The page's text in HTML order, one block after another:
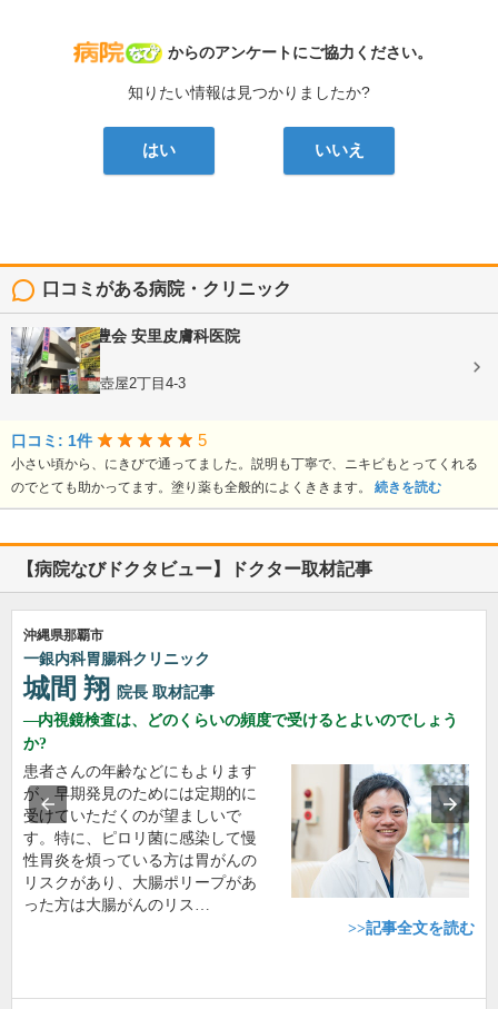
病院なび
からのアンケートにご協力ください。
知りたい情報は見つかりましたか?
はい いいえ
口コミがある病院・クリニック
医療法人 学豊会 安里皮膚科医院
皮膚科
沖縄県那覇市壺屋2丁目4-3
口コミ: 1件 5
小さい頃から、にきびで通ってました。説明も丁寧で、ニキビもとってくれる
のでとても助かってます。塗り薬も全般的によくききます。 続きを読む
【病院なびドクタビュー】ドクター取材記事
沖縄県那覇市
一銀内科胃腸科クリニック
城間 翔 院長 取材記事
内視鏡検査は、どのくらいの頻度で受けるとよいのでしょう
か?
患者さんの年齢などにもよります
が、早期発見のためには定期的に
受けていただくのが望ましいで
す。特に、ピロリ菌に感染して慢
性胃炎を煩っている方は胃がんの
リスクがあり、大腸ポリープがあ
った方は大腸がんのリス…
>>記事全文を読む